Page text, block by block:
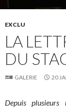
EXCLU
LA
DU
GALERIE 20
Depuis